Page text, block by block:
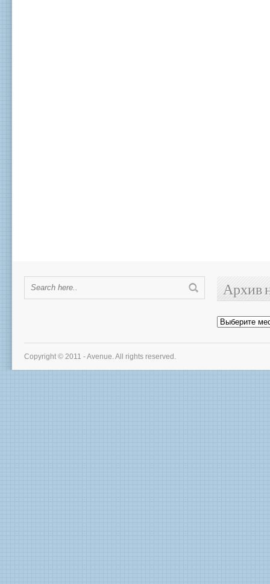
Архив
Архив
новостей
Copyright © 2011 - Avenue. All rights reserved.